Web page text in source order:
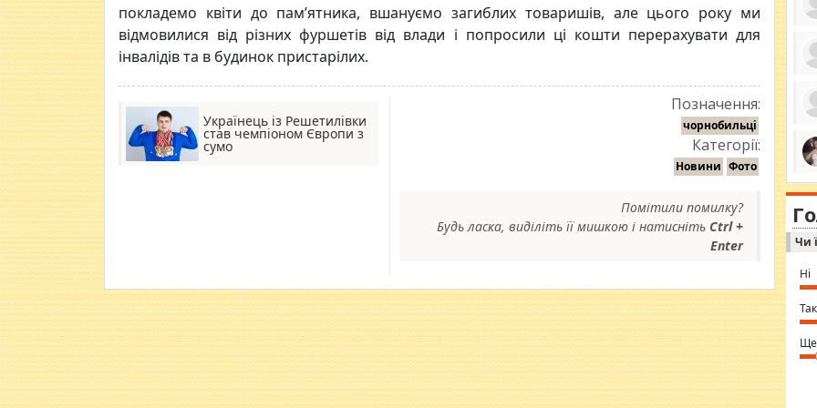
покладемо квіти до пам’ятника, вшануємо загиблих товаришів, але цього року ми
відмовилися від різних фуршетів від влади і попросили ці кошти перерахувати для
інвалідів та в будинок пристарілих.
Українець із Решетилівки
став чемпіоном Європи з
сумо
Позначення:
чорнобильці
Категорії:
Новини Фото
Помітили помилку?
Будь ласка, виділіть її мишкою і натисніть Ctrl +
Enter
за
ми
in
⇒
Чи
Ні
Так
Ще